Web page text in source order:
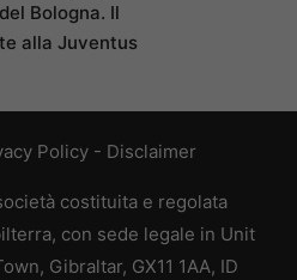
Bologna. Il
alla Juventus
Policy- Disclaimer
costituita e regolata
con sede legale in Unit
Gibraltar, GX11 1AA, ID